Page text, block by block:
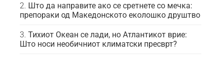
Што да направите ако се сретнете со мечка:
препораки од Македонското еколошко друштво
Тихиот Океан се лади, но Атлантикот врие:
Што носи необичниот климатски пресврт?